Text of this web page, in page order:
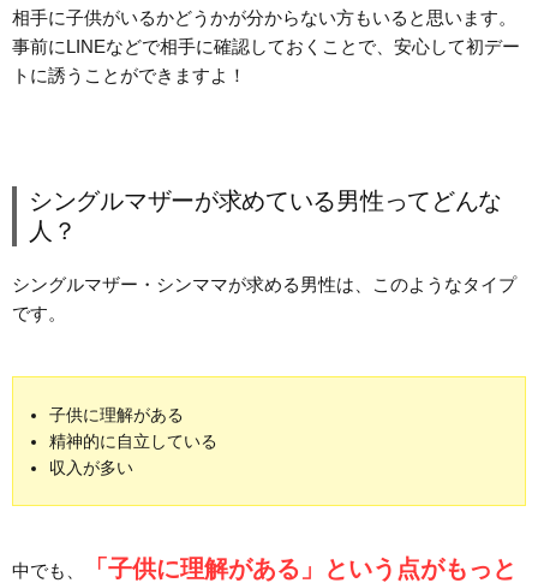
相手に子供がいるかどうかが分からない方もいると思います。
事前にLINEなどで相手に確認しておくことで、安心して初デー
トに誘うことができますよ！
シングルマザーが求めている男性ってどんな
人？
シングルマザー・シンママが求める男性は、このようなタイプ
です。
子供に理解がある
精神的に自立している
収入が多い
中でも、
「子供に理解がある」という点がもっと